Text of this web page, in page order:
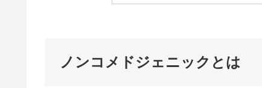
ノンコメドジェニックとは